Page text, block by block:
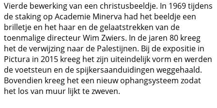
Vierde bewerking van een christusbeeldje. In 1969 tijdens
de staking op Academie Minerva had het beeldje een
brilletje en het haar en de gelaatstrekken van de
toenmalige directeur Wim Zwiers. In de jaren 80 kreeg
het de verwijzing naar de Palestijnen. Bij de expositie in
Pictura in 2015 kreeg het zijn uiteindelijk vorm en werden
de voetsteun en de spijkersaanduidingen weggehaald.
Bovendien kreeg het een nieuw ophangsysteem zodat
het los van muur lijkt te zweven.